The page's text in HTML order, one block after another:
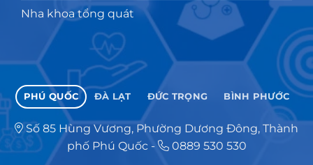
Nha khoa tổng quát
PHÚ QUỐC ĐÀ LẠT ĐỨC TRỌNG BÌNH PHƯỚC
Số 85 Hùng Vương, Phường Dương Đông, Thành
phố Phú Quốc- 0889 530 530